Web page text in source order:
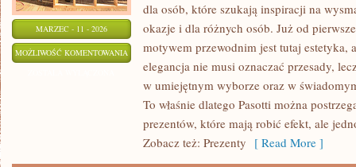
MARZEC - 11 - 2026
MOŻLIWOŚĆ KOMENTOWANIA PREZENTY
DZIECI
dla osób, które szukają inspiracji na
okazje i dla różnych osób. Już od
motywem przewodnim jest tutaj estetyka,
elegancja nie musi oznaczać przesady,
w umiejętnym wyborze oraz w
To właśnie dlatego Pasotti można
prezentów, które mają robić efekt, ale
Zobacz też: Prezenty [ Read More ]